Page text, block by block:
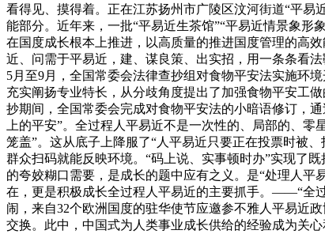
看得见、摸得着。正在江苏扬州市广陵区汶河街道“平
能部分。近年来，一批“平易近生茶馆”“平易近情景象
在国度成长根本上推进，以高质量的推进国度管理的高
近、问需于平易近，建、谋良策、出实招，用一条条看
5月至9月，全国常委会法律查抄组对食物平安法实施环
充实阐扬专业特长，从分歧角度提出了加强食物平安工
抄期间，全国常委会完成对食物平安法的小暗语修订，
上的平安”。全过程人平易近不是一次性的、局部的、
笼盖”。这从底子上降服了“人平易近只要正在投票时被
群众扫码就能反映环境。“码上说、实事顿时办”实现了
的夸姣糊口需要，是成长的题中应有之义。是“处理人
在，更是积极成长全过程人平易近的主要抓手。——“全
闹，来自32个欧洲国度的驻华使节应邀参不雅人平易近
交换。此中，中国式为人类事业成长供给的经验成为关